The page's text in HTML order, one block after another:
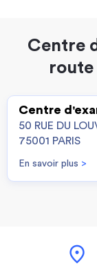
Centre
route
Centre
50 RUE DU
75001 PARIS
En savoir plus >
location_on